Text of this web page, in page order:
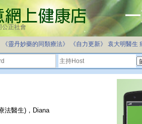
公正社會
《靈丹妙藥的同類療法》 《自力更新》 袁大明醫生
法醫生)，Diana